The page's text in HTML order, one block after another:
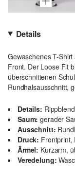
Details
Gewaschenes T-
Front. Der Loose Fit
überschnittenen
Rundhalsausschnitt,
Details:
Saum: gerader
Ausschnitt:
Druck: Frontprint,
Ärmel: Kurzarm,
Veredelung: